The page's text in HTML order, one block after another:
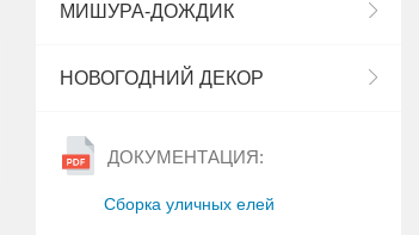
МИШУРА-ДОЖДИК
НОВОГОДНИЙ ДЕКОР
ДОКУМЕНТАЦИЯ:
Сборка уличных елей